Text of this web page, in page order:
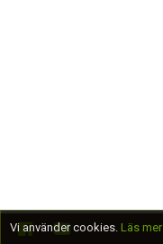
Vi använder cookies. Läs mer